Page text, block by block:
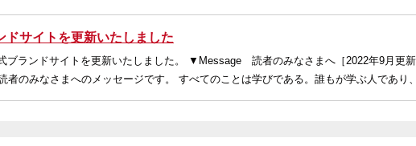
ドサイトを更新いたしました
ランドサイトを更新いたしました。 ▼Message 読者のみなさまへ［2022年9月更
のみなさまへのメッセージです。 すべてのことは学びである。誰もが学ぶ人であり